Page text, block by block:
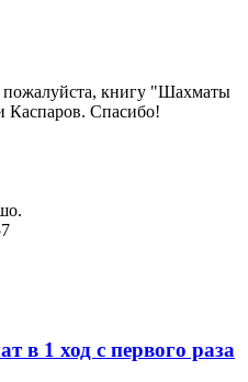
книгу "Шахматы
Каспаров. Спасибо!
в 1 ход с первого раза